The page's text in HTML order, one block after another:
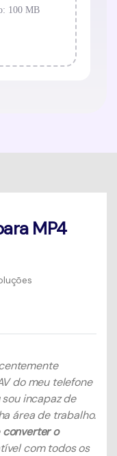
MP4
do meu telefone
incapaz de
área de trabalho.
converter o
com todos os